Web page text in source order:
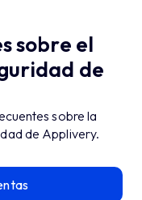
sobre el
de
sobre la
de Applivery.